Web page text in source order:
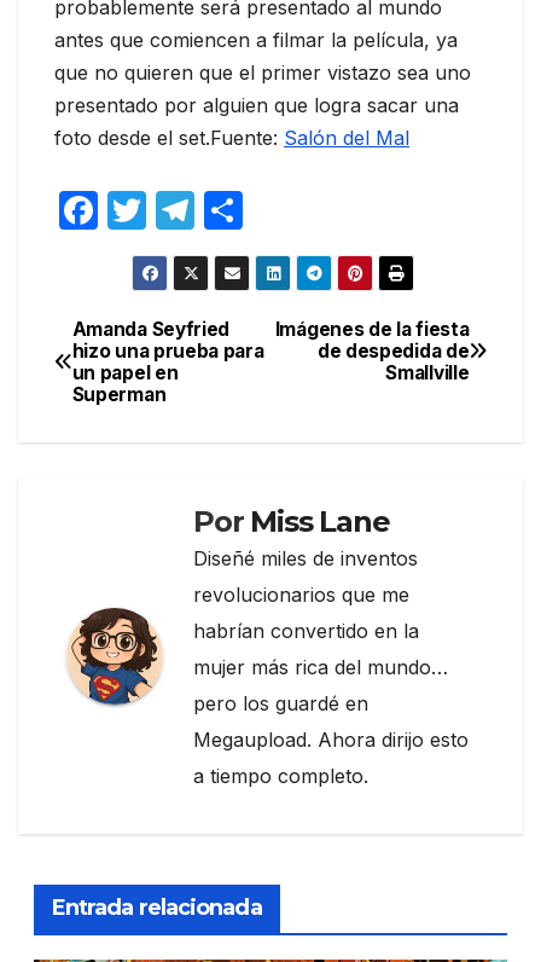
probablemente será presentado al mundo
antes que comiencen a filmar la película, ya
que no quieren que el primer vistazo sea uno
presentado por alguien que logra sacar una
foto desde el set.Fuente: Salón del Mal
F
e
b
o
T
w
itt
er
T
el
e
gr
a
o
m
ar
Navegación
de
Imágenes de la fiesta
de despedida de
Smallville
Amanda Seyfried
hizo una prueba para
un papel en
Superman
Por Miss Lane
Diseñé miles de inventos
revolucionarios que me
habrían convertido en la
mujer más rica del mundo…
pero los guardé en
Megaupload. Ahora dirijo esto
a tiempo completo.
Entrada relacionada